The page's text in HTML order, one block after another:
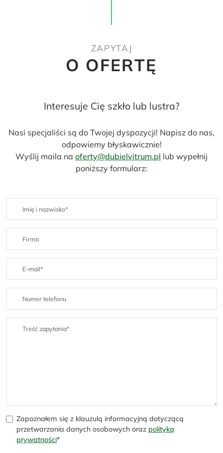
ZAPYTAJ
O OFERTĘ
Interesuje Cię szkło lub lustra?
Nasi specjaliści są do Twojej dyspozycji! Napisz do nas,
odpowiemy błyskawicznie!
Wyślij maila na oferty@dubielvitrum.pl lub wypełnij
poniższy formularz:
Zapoznałem się z klauzulą informacyjną dotyczącą
przetwarzania danych osobowych oraz polityką
prywatności*